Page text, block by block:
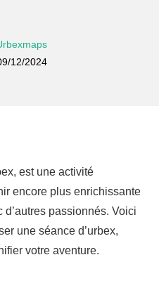
12/2024
est une activité
encore plus enrichissante
d’autres passionnés. Voici
une séance d’urbex,
votre aventure.